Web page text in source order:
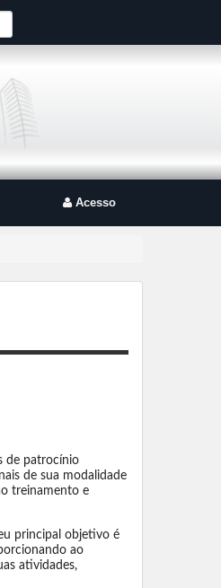
Acesso
de patrocínio
de sua modalidade
treinamento e
principal objetivo é
ao
atividades,